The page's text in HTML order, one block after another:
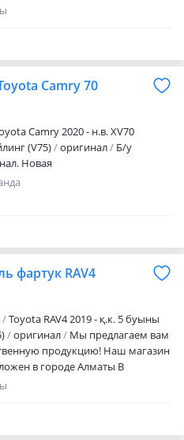
9 (2ГИС)
Camry 70
Camry 2020 - н.в. XV70
(V75)
оригинал
Б/у
Новая
фартук RAV4
Toyota RAV4 2019 - қ.к. 5 буыны
оригинал
Мы предлагаем вам
продукцию! Наш магазин
в городе Алматы В
доме Car-City 4 ярус, 1 ряд, 53